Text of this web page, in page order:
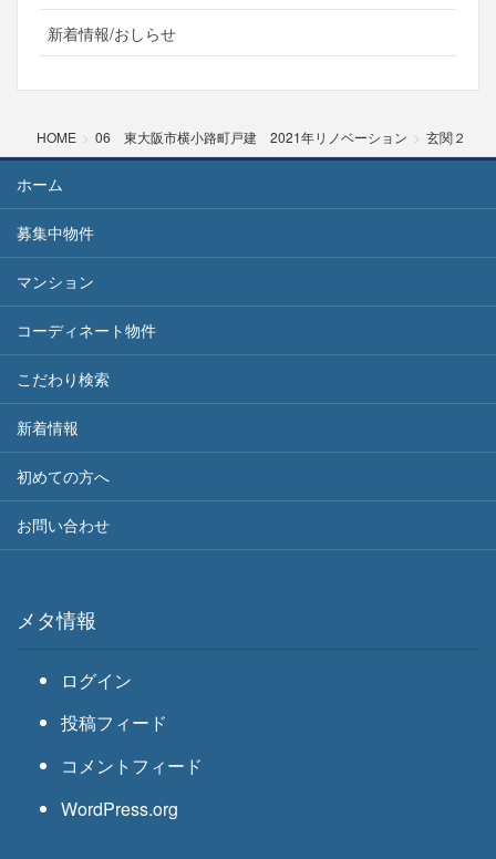
新着情報/おしらせ
HOME 06 東大阪市横小路町戸建 2021年リノベーション 玄関２
ホーム
募集中物件
マンション
コーディネート物件
こだわり検索
新着情報
初めての方へ
お問い合わせ
メタ情報
ログイン
投稿フィード
コメントフィード
WordPress.org